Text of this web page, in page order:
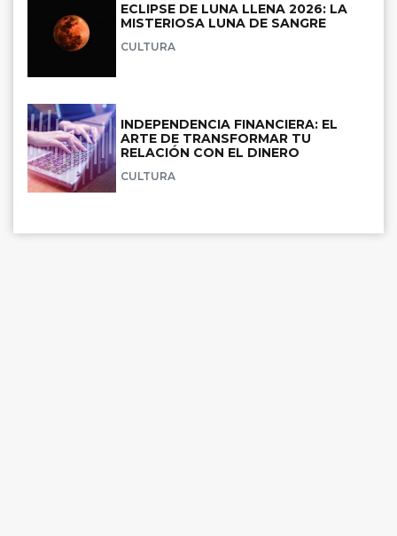
ECLIPSE DE LUNA LLENA 2026: LA
MISTERIOSA LUNA DE SANGRE
CULTURA
INDEPENDENCIA FINANCIERA: EL
ARTE DE TRANSFORMAR TU
RELACIÓN CON EL DINERO
CULTURA